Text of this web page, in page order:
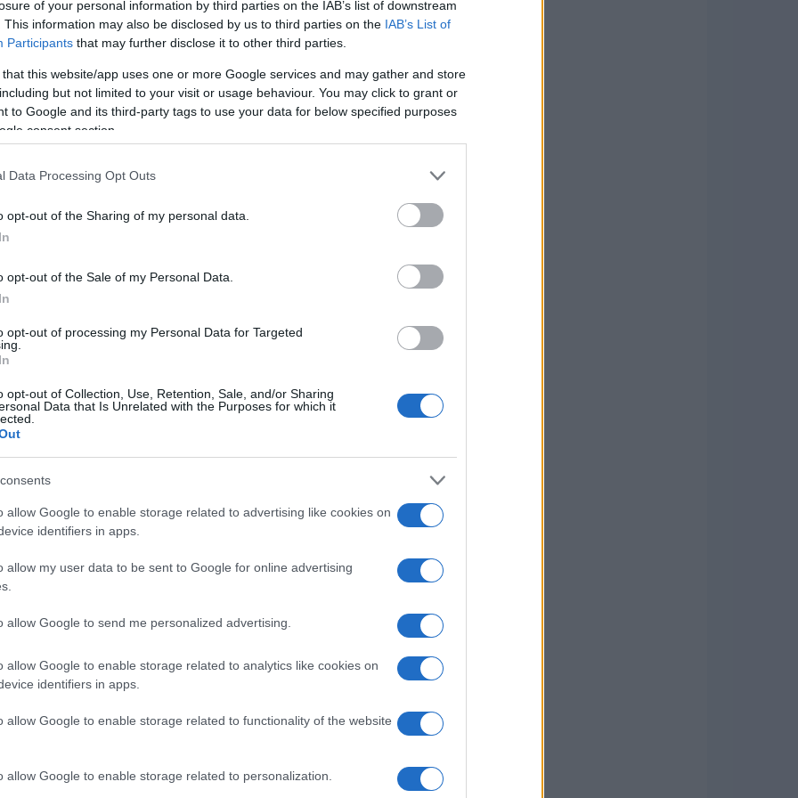
of your personal information by third parties on the IAB’s list of downstream
This information may also be disclosed by us to third parties on the IAB’s List of
Participants that may further disclose it to other third parties.
that this website/app uses one or more Google services and may gather and store
but not limited to your visit or usage behaviour. You may click to grant or
to Google and its third-party tags to use your data for below specified purposes
consent section.
Data Processing Opt Outs
opt-out of the Sharing of my personal data.
opt-out of the Sale of my Personal Data.
opt-out of processing my Personal Data for Targeted
opt-out of Collection, Use, Retention, Sale, and/or Sharing
Data that Is Unrelated with the Purposes for which it
allow Google to enable storage related to advertising like cookies on
identifiers in apps.
allow my user data to be sent to Google for online advertising
allow Google to send me personalized advertising.
allow Google to enable storage related to analytics like cookies on
identifiers in apps.
allow Google to enable storage related to functionality of the website
allow Google to enable storage related to personalization.
Africa: l’importanza dell’intelligenza
Un nuovo programma di ricerca finanziato con 12
Andrea Innocenti · 3 Ago 2026
SERVIZI PER LE AZIENDE
Heymondo e ChatGPT: la nuova
frontiera delle polizze viaggio
richiedere preventivi in modo semplice e integrato.